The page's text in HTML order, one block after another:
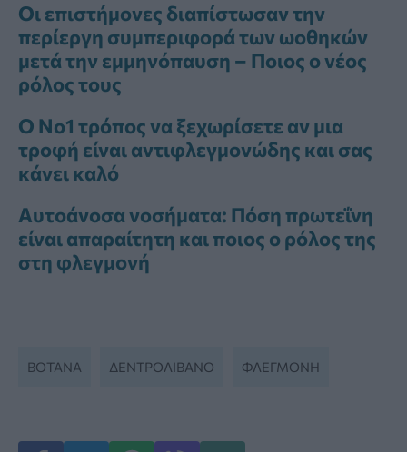
Οι επιστήμονες διαπίστωσαν την
περίεργη συμπεριφορά των ωοθηκών
μετά την εμμηνόπαυση – Ποιος ο νέος
ρόλος τους
Ο Νο1 τρόπος να ξεχωρίσετε αν μια
τροφή είναι αντιφλεγμονώδης και σας
κάνει καλό
Αυτοάνοσα νοσήματα: Πόση πρωτεΐνη
είναι απαραίτητη και ποιος ο ρόλος της
στη φλεγμονή
ΒΌΤΑΝΑ ΔΕΝΤΡΟΛΊΒΑΝΟ ΦΛΕΓΜΟΝΗ